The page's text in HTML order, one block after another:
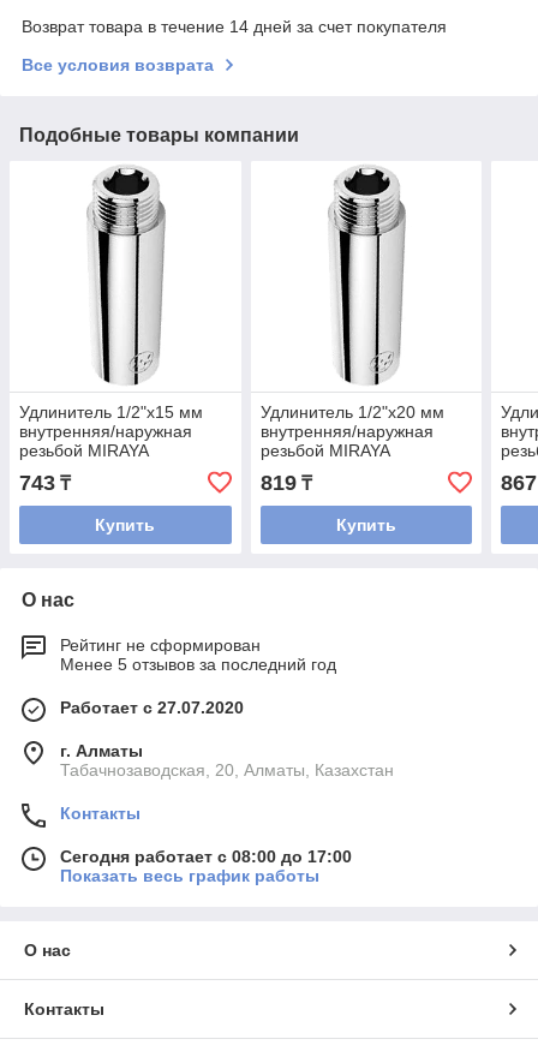
Возврат товара в течение 14 дней за счет покупателя
Все условия возврата
Подобные товары компании
Удлинитель 1/2"х15 мм
внутренняя/наружная
резьбой MIRAYA
743 ₸
Купить
Удлинитель 1/2"х20 мм
внутренняя/наружная
резьбой MIRAYA
819₸
Купить
867
О нас
Рейтинг не сформирован
Менее 5 отзывов за последний год
Работает с 27.07.2020
г. Алматы
Табачнозаводская, 20, Алматы, Казахстан
Контакты
Сегодня работает с 08:00 до 17:00
Показать весь график работы
О нас
Контакты